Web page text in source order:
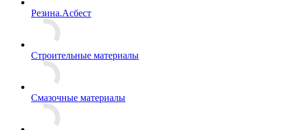
Резина.Асбест
Строительные материалы
Смазочные материалы